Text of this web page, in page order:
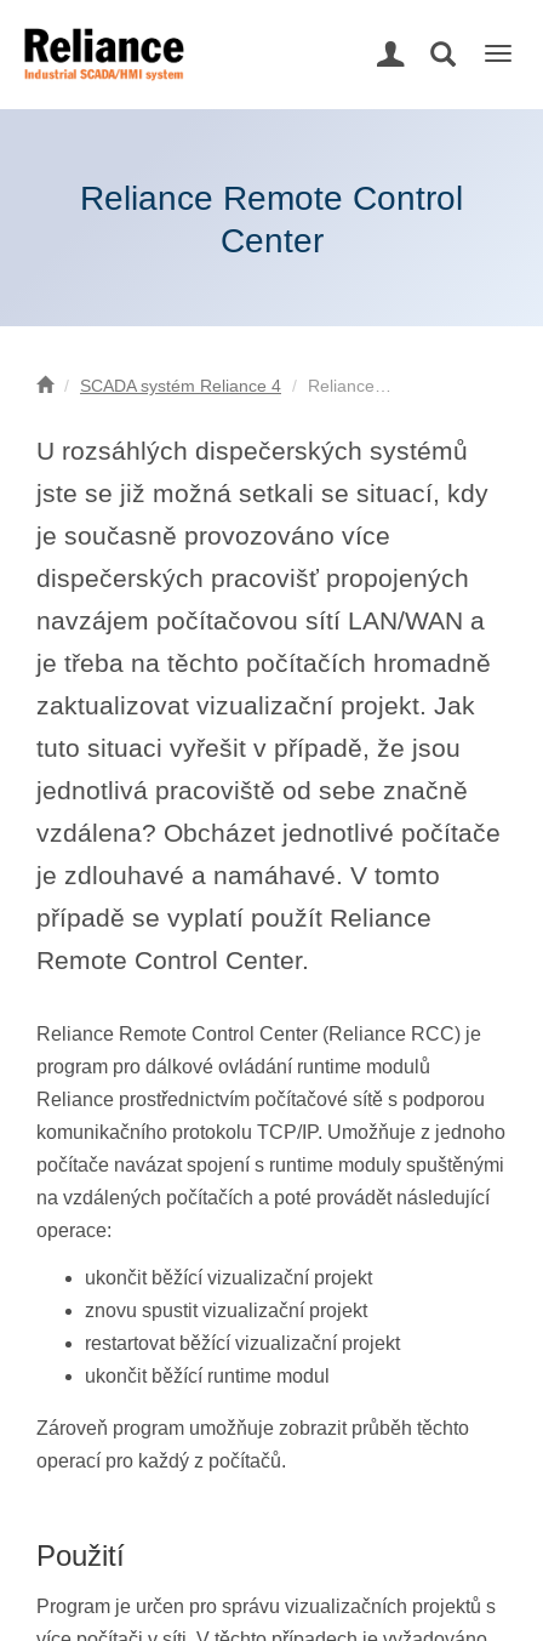
Reliance Remote Control
Center
SCADA systém Reliance 4 Reliance…
U rozsáhlých dispečerských systémů
jste se již možná setkali se situací, kdy
je současně provozováno více
dispečerských pracovišť propojených
navzájem počítačovou sítí LAN/WAN a
je třeba na těchto počítačích hromadně
zaktualizovat vizualizační projekt. Jak
tuto situaci vyřešit v případě, že jsou
jednotlivá pracoviště od sebe značně
vzdálena? Obcházet jednotlivé počítače
je zdlouhavé a namáhavé. V tomto
případě se vyplatí použít Reliance
Remote Control Center.
Reliance Remote Control Center (Reliance RCC) je
program pro dálkové ovládání runtime modulů
Reliance prostřednictvím počítačové sítě s podporou
komunikačního protokolu TCP/IP. Umožňuje z jednoho
počítače navázat spojení s runtime moduly spuštěnými
na vzdálených počítačích a poté provádět následující
operace:
ukončit běžící vizualizační projekt
znovu spustit vizualizační projekt
restartovat běžící vizualizační projekt
ukončit běžící runtime modul
Zároveň program umožňuje zobrazit průběh těchto
operací pro každý z počítačů.
Použití
Program je určen pro správu vizualizačních projektů s